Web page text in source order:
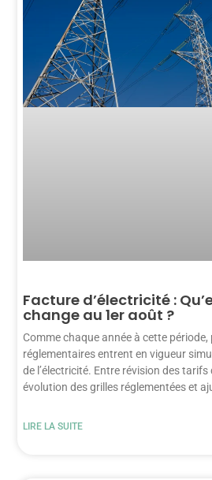
Facture d’électricité :
change au 1er août ?
Comme chaque année à cette
réglementaires entrent en vigueur
de l’électricité. Entre révision des tarifs
évolution des grilles réglementées et
LIRE LA SUITE